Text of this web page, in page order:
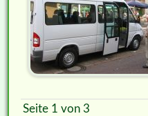
Seite 1 von 3